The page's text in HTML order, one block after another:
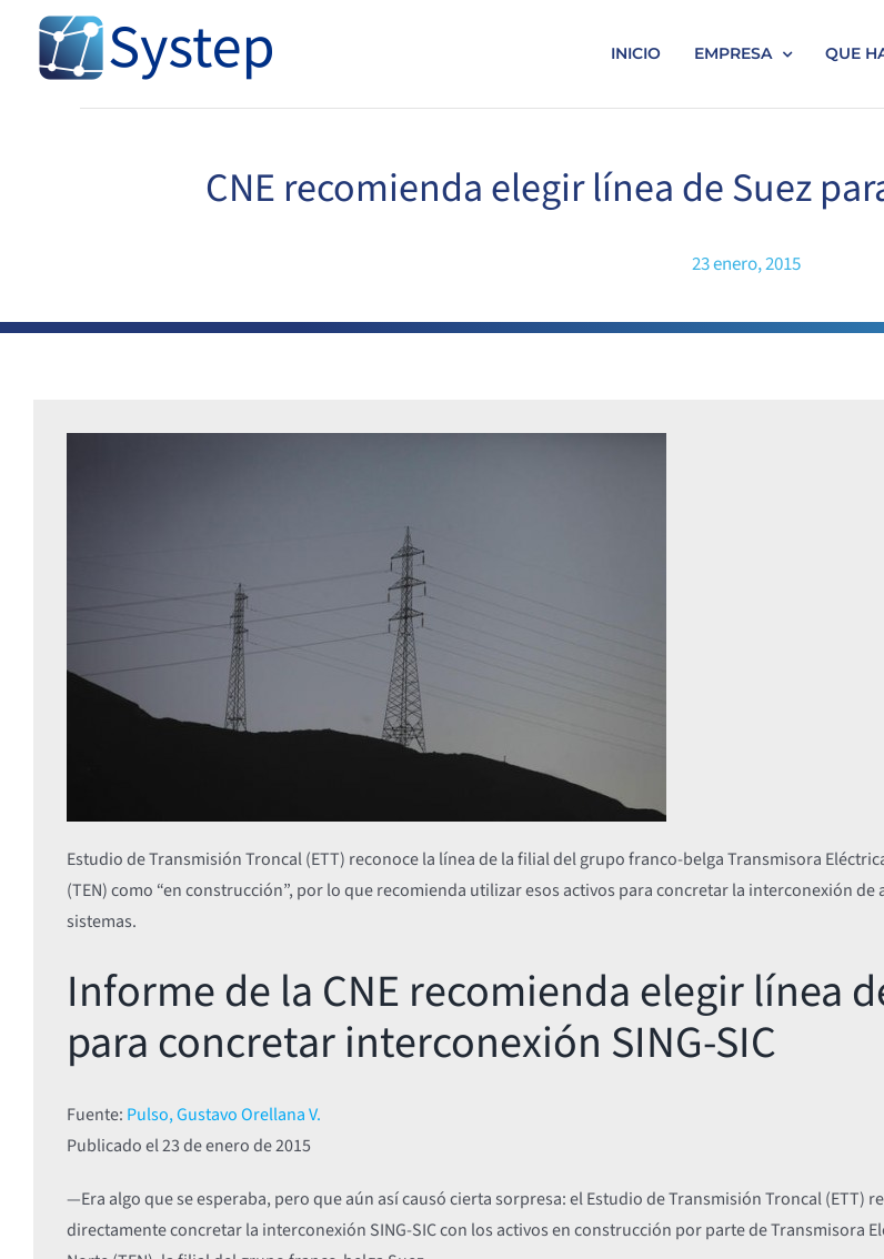
content
INICIO EMPRESA QUE
CNE recomienda elegir línea de Suez
23 enero, 2015
Estudio de Transmisión Troncal (ETT) reconoce la línea de la filial del grupo franco-belga Transmisora
(TEN) como “en construcción”, por lo que recomienda utilizar esos activos para concretar la interconexión de
sistemas.
Informe de la CNE recomienda elegir línea
para concretar interconexión SING-SIC
Fuente: Pulso, Gustavo Orellana V.
Publicado el 23de enero de 2015
—Era algo que se esperaba, pero que aún así causó cierta sorpresa: el Estudio de Transmisión Troncal (ETT)
directamente concretar la interconexión SING-SIC con los activos en construcción por parte de Transmisora